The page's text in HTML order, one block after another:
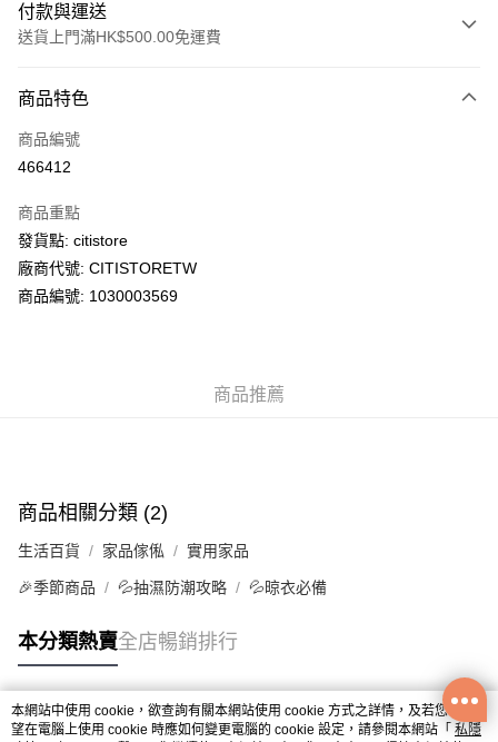
付款與運送
送貨上門滿HK$500.00免運費
信用卡
AlipayHK
WeChat Pay
送貨方式
每筆HK$50.00，滿HK$200.00或以上免運費
UNY 門市自取
商品特色
商品編號
466412
商品重點
發貨點: citistore
廠商代號: CITISTORETW
商品編號: 1030003569
商品推薦
商品相關分類 (2)
生活百貨 家品傢俬 實用家品
🎉季節商品 💦抽濕防潮攻略 💦晾衣必備
本分類熱賣全店暢銷排行
熱門標籤
本網站中使用 cookie，欲查詢有關本網站使用 cookie 方式之詳情，及若您不希
望在電腦上使用 cookie 時應如何變更電腦的 cookie 設定，請參閱本網站「 私隱